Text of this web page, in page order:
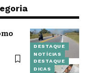
DESTAQUE
NOTÍCIAS
DESTAQUE
DICAS